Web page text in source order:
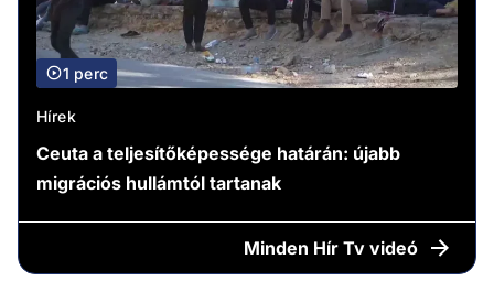
1 perc
Hírek
Ceuta a teljesítőképessége határán: újabb
migrációs hullámtól tartanak
Minden Hír Tv videó